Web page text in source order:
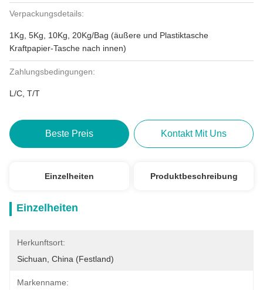
Verpackungsdetails:
1Kg, 5Kg, 10Kg, 20Kg/Bag (äußere und Plastiktasche
Kraftpapier-Tasche nach innen)
Zahlungsbedingungen:
L/C, T/T
Beste Preis Kontakt Mit Uns
Einzelheiten Produktbeschreibung
Einzelheiten
Herkunftsort:
Sichuan, China (Festland)
Markenname: